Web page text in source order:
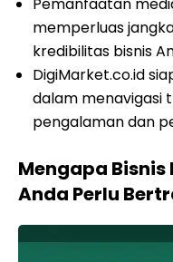
memperluas
kredibilitas bisnis
DigiMarket.co.id
dalam menavigasi
pengalaman dan
Mengapa
Anda Perlu